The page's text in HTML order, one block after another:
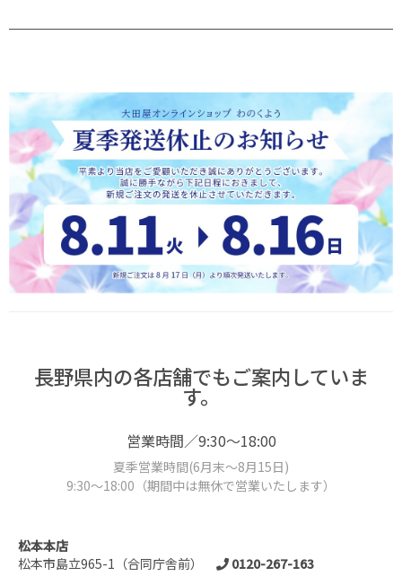
長野県内の各店舗でもご案内していま
す。
営業時間／9:30～18:00
夏季営業時間(6月末～8月15日)
9:30～18:00（期間中は無休で営業いたします）
松本本店
松本市島立965-1（合同庁舎前）
0120-267-163